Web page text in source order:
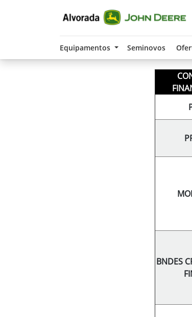
Equipamentos Seminovos
BNDES